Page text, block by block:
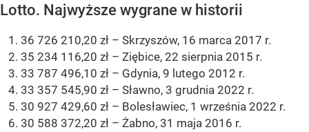
Lotto. Najwyższe wygrane w historii
36 726 210,20 zł – Skrzyszów, 16 marca 2017 r.
35 234 116,20 zł – Ziębice, 22 sierpnia 2015 r.
33 787 496,10 zł – Gdynia, 9 lutego 2012 r.
33 357 545,90 zł – Sławno, 3 grudnia 2022 r.
30 927 429,60 zł – Bolesławiec, 1 września 2022 r.
30 588 372,20 zł – Żabno, 31 maja 2016 r.